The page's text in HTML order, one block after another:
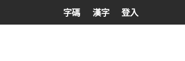
字碼 漢字 登入